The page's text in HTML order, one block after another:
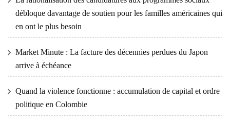
débloque davantage de soutien pour les familles américaines qui
en ont le plus besoin
Market Minute : La facture des décennies perdues du Japon
arrive à échéance
Quand la violence fonctionne : accumulation de capital et ordre
politique en Colombie